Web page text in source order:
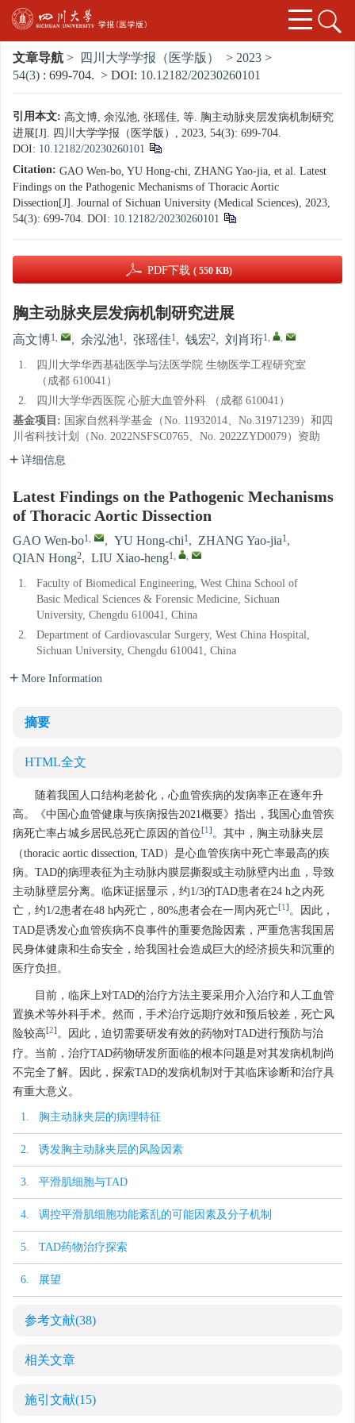
文章导航 > 四川大学学报（医学版） > 2023 >
54(3) : 699-704. > DOI: 10.12182/20230260101
引用本文: 高文博, 余泓池, 张瑶佳, 等. 胸主动脉夹层发病机制研究
进展[J]. 四川大学学报（医学版）, 2023, 54(3): 699-704.
DOI: 10.12182/20230260101
Citation: GAO Wen-bo, YU Hong-chi, ZHANG Yao-jia, et al. Latest
Findings on the Pathogenic Mechanisms of Thoracic Aortic
Dissection[J]. Journal of Sichuan University (Medical Sciences), 2023,
54(3): 699-704. DOI: 10.12182/20230260101
PDF下载 ( 550 KB)
胸主动脉夹层发病机制研究进展
高文博1, , 余泓池1, 张瑶佳1, 钱宏2, 刘肖珩1, ,
1.
四川大学华西基础医学与法医学院 生物医学工程研究室
（成都 610041）
2.
四川大学华西医院 心脏大血管外科 （成都 610041）
基金项目: 国家自然科学基金（No. 11932014、No.31971239）和四
川省科技计划（No. 2022NSFSC0765、No. 2022ZYD0079）资助
详细信息
Latest Findings on the Pathogenic Mechanisms
of Thoracic Aortic Dissection
GAO Wen-bo1, , YU Hong-chi1, ZHANG Yao-jia1,
QIAN Hong2, LIU Xiao-heng1, ,
1.
Faculty of Biomedical Engineering, West China School of
Basic Medical Sciences & Forensic Medicine, Sichuan
University, Chengdu 610041, China
2.
Department of Cardiovascular Surgery, West China Hospital,
Sichuan University, Chengdu 610041, China
More Information
摘要
HTML全文
随着我国人口结构老龄化，心血管疾病的发病率正在逐年升
高。《中国心血管健康与疾病报告2021概要》指出，我国心血管疾
病死亡率占城乡居民总死亡原因的首位[1] 。其中，胸主动脉夹层
（thoracic aortic dissection, TAD）是心血管疾病中死亡率最高的疾
病。TAD的病理表征为主动脉内膜层撕裂或主动脉壁内出血，导致
主动脉壁层分离。临床证据显示，约1/3的TAD患者在24 h之内死
亡，约1/2患者在48 h内死亡，80%患者会在一周内死亡[1] 。因此，
TAD是诱发心血管疾病不良事件的重要危险因素，严重危害我国居
民身体健康和生命安全，给我国社会造成巨大的经济损失和沉重的
医疗负担。
目前，临床上对TAD的治疗方法主要采用介入治疗和人工血管
置换术等外科手术。然而，手术治疗远期疗效和预后较差，死亡风
险较高[2] 。因此，迫切需要研发有效的药物对TAD进行预防与治
疗。当前，治疗TAD药物研发所面临的根本问题是对其发病机制尚
不完全了解。因此，探索TAD的发病机制对于其临床诊断和治疗具
有重大意义。
1. 胸主动脉夹层的病理特征
2. 诱发胸主动脉夹层的风险因素
3. 平滑肌细胞与TAD
4. 调控平滑肌细胞功能紊乱的可能因素及分子机制
5. TAD药物治疗探索
6. 展望
参考文献(38)
相关文章
施引文献(15)